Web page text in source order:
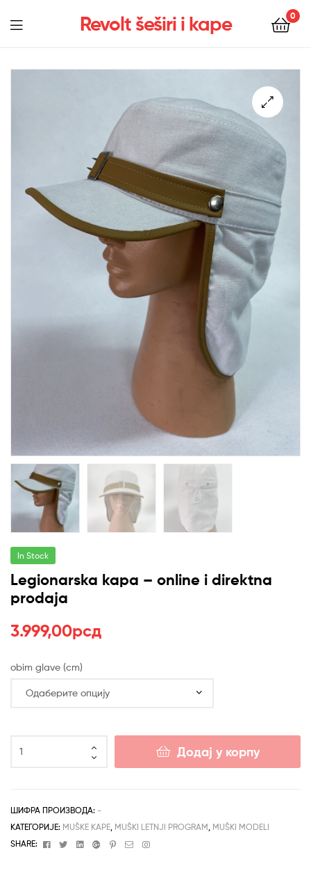
Revolt šeširi i kape 0
Menu
In Stock
Legionarska kapa – online i direktna
prodaja
3.999,00рсд
obim glave (cm)
kapa
prodaja
количина
Додај у корпу
ШИФРА ПРОИЗВОДА: -
КАТЕГОРИЈЕ: MUŠKE KAPE MUŠKI LETNJI PROGRAM MUŠKI MODELI
SHARE:
FacebookTwitterLinkedinGoogle+Pinterest
EmailInstagram